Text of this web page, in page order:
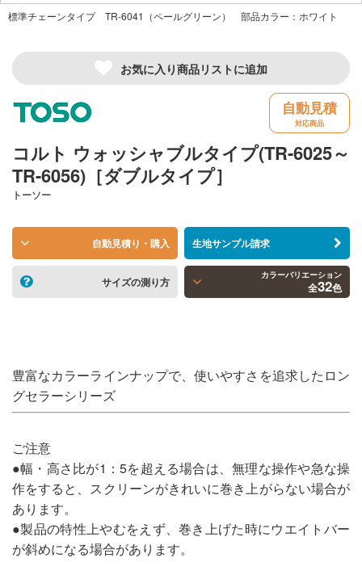
標準チェーンタイプ TR-6041（ペールグリーン） 部品カラー：ホワイト
お気に入り商品リストに追加
自動見積
対応商品
コルト ウォッシャブルタイプ(TR-6025～
TR-6056)［ダブルタイプ］
トーソー
自動見積り・購入 生地サンプル請求
サイズの測り方 カラーバリエーション
全32色
豊富なカラーラインナップで、使いやすさを追求したロン
グセラーシリーズ
ご注意
●幅・高さ比が1：5を超える場合は、無理な操作や急な操
作をすると、スクリーンがきれいに巻き上がらない場合が
あります。
●製品の特性上やむをえず、巻き上げた時にウエイトバー
が斜めになる場合があります。